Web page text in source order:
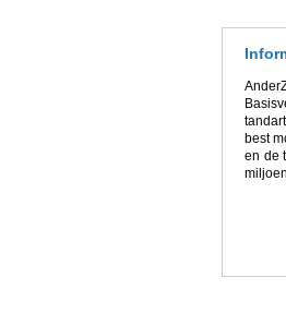
best
en de